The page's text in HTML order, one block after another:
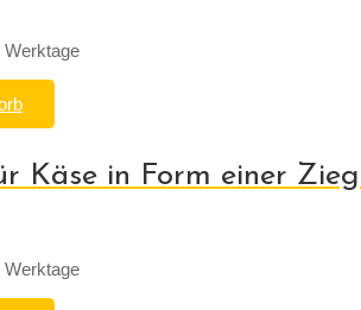
Werktage
Käse in Form einer
Werktage